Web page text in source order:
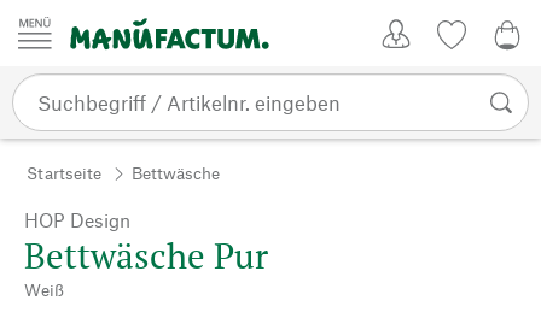
Zum Inhalt springen
Startseite Bettwäsche
HOP Design
Bettwäsche Pur
Weiß